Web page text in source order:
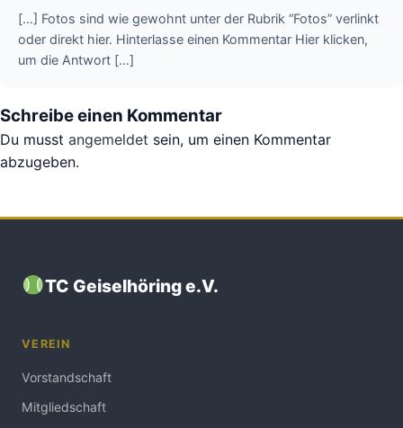
[…] Fotos sind wie gewohnt unter der Rubrik “Fotos” verlinkt
oder direkt hier. Hinterlasse einen Kommentar Hier klicken,
um die Antwort […]
Schreibe einen Kommentar
Du musst angemeldet sein, um einen Kommentar
abzugeben.
TC Geiselhöring e.V.
VEREIN
Vorstandschaft
Mitgliedschaft